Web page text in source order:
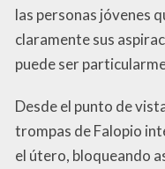
las personas jóvenes
claramente sus
puede ser
Desde el punto de
trompas de Falopio
el útero, bloqueando